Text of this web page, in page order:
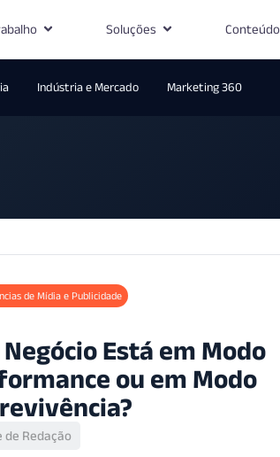
Soluções Conteúdo
Indústria e Mercado Marketing 360
de Mídia e Publicidade
Negócio Está em Modo
ou em Modo
de Redação